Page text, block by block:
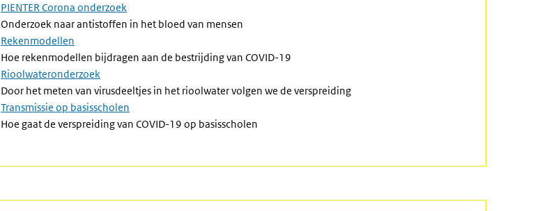
PIENTER Corona onderzoek
Onderzoek naar antistoffen in het bloed van mensen
Rekenmodellen
Hoe rekenmodellen bijdragen aan de bestrijding van COVID-19
Rioolwateronderzoek
Door het meten van virusdeeltjes in het rioolwater volgen we de verspreiding
Transmissie op basisscholen
Hoe gaat de verspreiding van COVID-19 op basisscholen